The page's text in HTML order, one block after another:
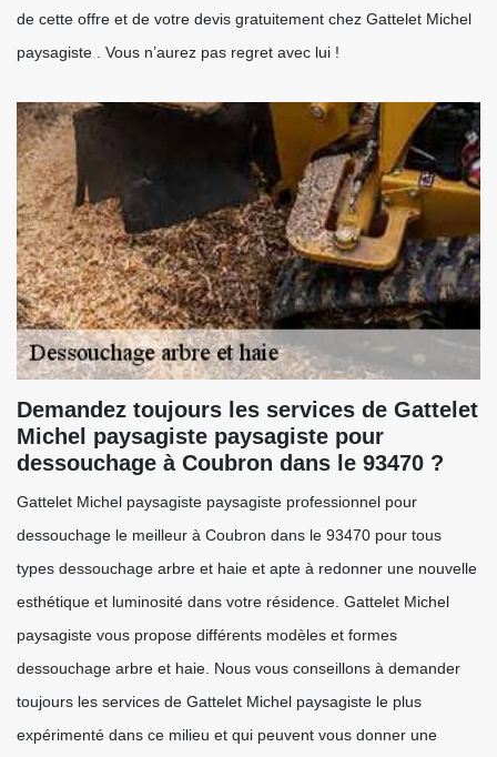
de cette offre et de votre devis gratuitement chez Gattelet Michel
paysagiste . Vous n’aurez pas regret avec lui !
Demandez toujours les services de Gattelet
Michel paysagiste paysagiste pour
dessouchage à Coubron dans le 93470 ?
Gattelet Michel paysagiste paysagiste professionnel pour
dessouchage le meilleur à Coubron dans le 93470 pour tous
types dessouchage arbre et haie et apte à redonner une nouvelle
esthétique et luminosité dans votre résidence. Gattelet Michel
paysagiste vous propose différents modèles et formes
dessouchage arbre et haie. Nous vous conseillons à demander
toujours les services de Gattelet Michel paysagiste le plus
expérimenté dans ce milieu et qui peuvent vous donner une